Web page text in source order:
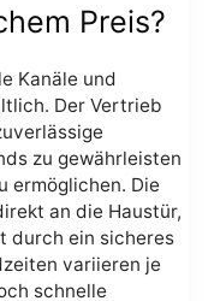
Preis?
Kanäle und
Der Vertrieb
zu gewährleisten
ermöglichen. Die
an die Haustür,
durch ein sicheres
variieren je
schnelle